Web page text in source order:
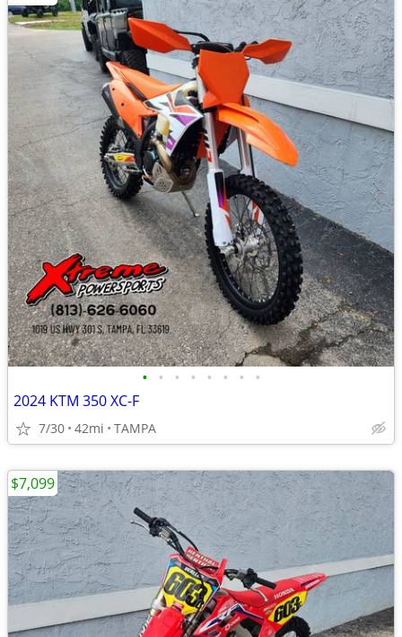
• • • • • • • •
2024 KTM 350 XC-F
7/30 42mi TAMPA
$7,099